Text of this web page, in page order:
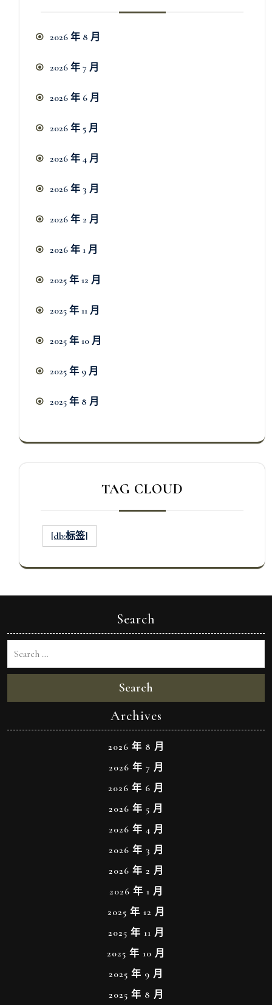
2026 年 8 月
2026 年 7 月
2026 年 6 月
2026 年 5 月
2026 年 4 月
2026 年 3 月
2026 年 2 月
2026 年 1 月
2025 年 12 月
2025 年 11 月
2025 年 10 月
2025 年 9 月
2025 年 8 月
TAG CLOUD
[db:标签]
Search
Search
Archives
2026 年 8 月
2026 年 7 月
2026 年 6 月
2026 年 5 月
2026 年 4 月
2026 年 3 月
2026 年 2 月
2026 年 1 月
2025 年 12 月
2025 年 11 月
2025 年 10 月
2025 年 9 月
2025 年 8 月